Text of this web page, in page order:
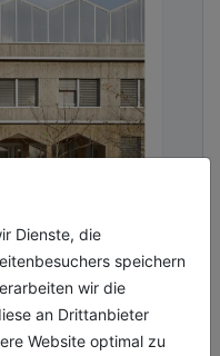
Dienste, die
speichern
wir die
an Drittanbieter
Website optimal zu
und
benötigte
ein neues
Bau der Ecole